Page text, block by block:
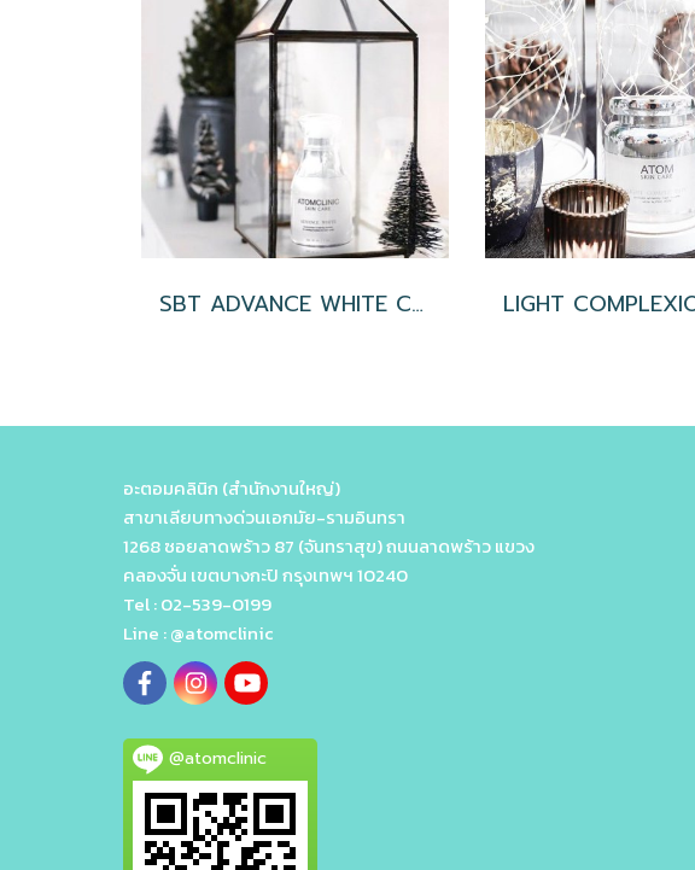
SBT ADVANCE WHITE CREAM
อะตอมคลินิก (สำนักงานใหญ่)
สาขาเลียบทางด่วนเอกมัย-รามอินทรา
1268 ซอยลาดพร้าว 87 (จันทราสุข) ถนนลาดพร้าว แขวง
คลองจั่น เขตบางกะปิ กรุงเทพฯ 10240
Tel : 02-539-0199
Line : @atomclinic
@atomclinic